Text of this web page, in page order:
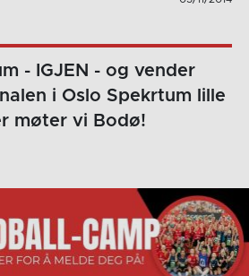
- IGJEN - og vender
i Oslo Spekrtum lille
møter vi Bodø!